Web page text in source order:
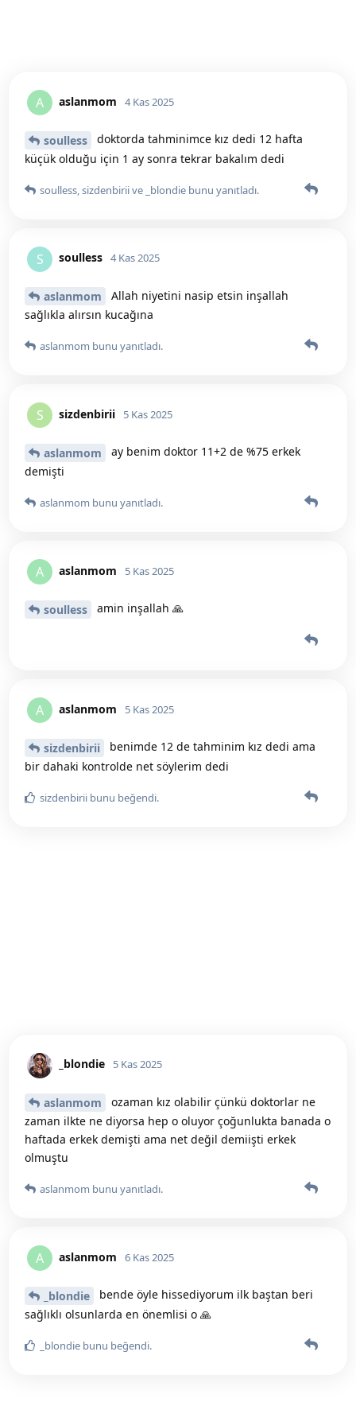
A aslanmom 4 Kas 2025
soulless
doktorda tahminimce kız dedi 12 hafta
küçük olduğu için 1 ay sonra tekrar bakalım dedi
soulless sizdenbiriive _blondie bunu yanıtladı.
S soulless 4 Kas 2025
aslanmom
Allah niyetini nasip etsin inşallah
sağlıkla alırsın kucağına
aslanmom bunu yanıtladı.
S sizdenbirii 5 Kas 2025
aslanmom
ay benim doktor 11+2 de %75 erkek
demişti
aslanmom bunu yanıtladı.
A aslanmom 5 Kas 2025
soulless amin inşallah 🙏
A aslanmom 5 Kas 2025
sizdenbirii
benimde 12 de tahminim kız dedi ama
bir dahaki kontrolde net söylerim dedi
sizdenbirii bunu beğendi.
_blondie 5 Kas 2025
aslanmom
ozaman kız olabilir çünkü doktorlar ne
zaman ilkte ne diyorsa hep o oluyor çoğunlukta banada o
haftada erkek demişti ama net değil demiişti erkek
olmuştu
aslanmom bunu yanıtladı.
A aslanmom 6 Kas 2025
_blondie
bende öyle hissediyorum ilk baştan beri
sağlıklı olsunlarda en önemlisi o 🙏
_blondie bunu beğendi.